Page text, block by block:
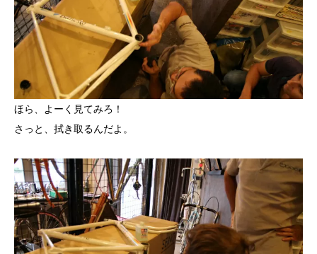
ほら、よーく見てみろ！
さっと、拭き取るんだよ。